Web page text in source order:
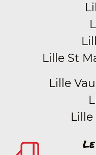
Lille St
Lille